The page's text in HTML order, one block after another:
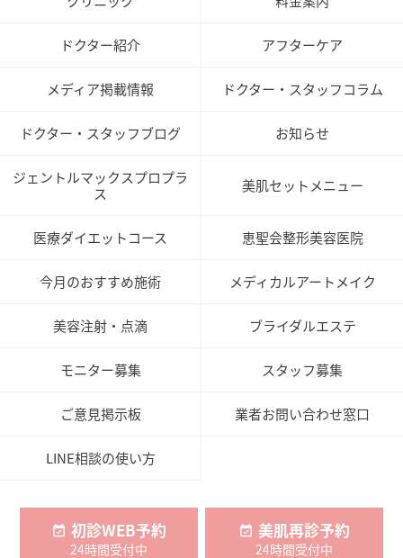
ドクター紹介 アフターケア
メディア掲載情報 ドクター・スタッフコラム
ドクター・スタッフブログ お知らせ
ジェントルマックスプロプラ
ス
美肌セットメニュー
医療ダイエットコース 恵聖会整形美容医院
今月のおすすめ施術 メディカルアートメイク
美容注射・点滴 ブライダルエステ
モニター募集 スタッフ募集
ご意見掲示板 業者お問い合わせ窓口
LINE相談の使い方
初診WEB予約
24時間受付中
美肌再診予約
24時間受付中